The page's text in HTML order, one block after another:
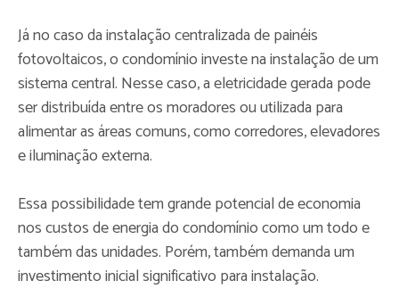
Já no caso da instalação centralizada de painéis
fotovoltaicos, o condomínio investe na instalação de um
sistema central. Nesse caso, a eletricidade gerada pode
ser distribuída entre os moradores ou utilizada para
alimentar as áreas comuns, como corredores, elevadores
e iluminação externa.
Essa possibilidade tem grande potencial de economia
nos custos de energia do condomínio como um todo e
também das unidades. Porém, também demanda um
investimento inicial significativo para instalação.